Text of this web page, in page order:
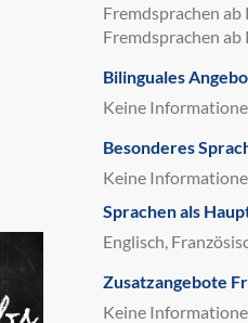
Fremdsprachen ab
Fremdsprachen ab
Bilinguales
Keine
Besonderes
Keine
Sprachen als
Englisch,
Zusatzangebote
Keine